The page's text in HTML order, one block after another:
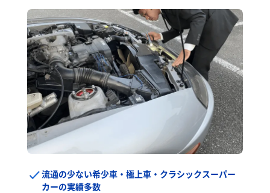
流通の少ない希少車・極上車・クラシックスーパー
カーの実績多数